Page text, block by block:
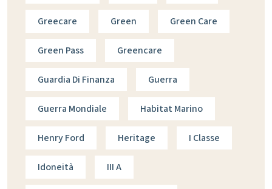
Greecare Green Green Care
Green Pass Greencare
Guardia Di Finanza Guerra
Guerra Mondiale Habitat Marino
Henry Ford Heritage I Classe
Idoneità III A